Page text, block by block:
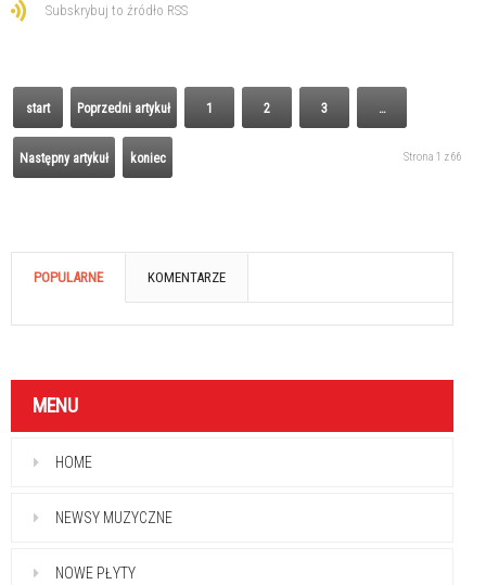
Subskrybuj to źródło RSS
start Poprzedni artykuł 1 2 3 …
Następny artykuł koniec Strona 1 z 66
POPULARNE KOMENTARZE
MENU
HOME
NEWSY MUZYCZNE
NOWE PŁYTY